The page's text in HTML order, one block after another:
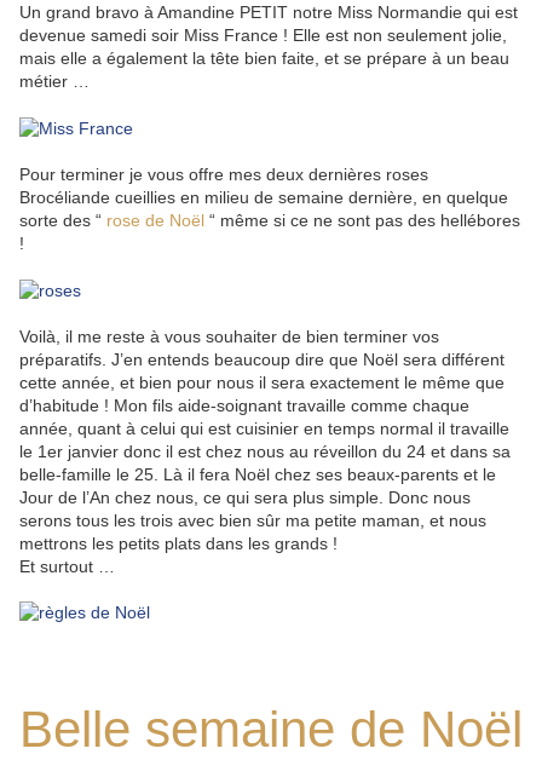
Un grand bravo à Amandine PETIT notre Miss Normandie qui est
devenue samedi soir Miss France ! Elle est non seulement jolie,
mais elle a également la tête bien faite, et se prépare à un beau
métier …
Pour terminer je vous offre mes deux dernières roses
Brocéliande cueillies en milieu de semaine dernière, en quelque
sorte des “ rose de Noël “ même si ce ne sont pas des hellébores
!
Voilà, il me reste à vous souhaiter de bien terminer vos
préparatifs. J’en entends beaucoup dire que Noël sera différent
cette année, et bien pour nous il sera exactement le même que
d’habitude ! Mon fils aide-soignant travaille comme chaque
année, quant à celui qui est cuisinier en temps normal il travaille
le 1er janvier donc il est chez nous au réveillon du 24 et dans sa
belle-famille le 25. Là il fera Noël chez ses beaux-parents et le
Jour de l’An chez nous, ce qui sera plus simple. Donc nous
serons tous les trois avec bien sûr ma petite maman, et nous
mettrons les petits plats dans les grands !
Et surtout …
Belle semaine de Noël